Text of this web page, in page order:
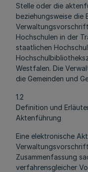
Stelle oder die
beziehungsweise die
Hochschulen in der
staatlichen
Westfalen. Die
die Gemeinden und
1.2
Definition und
Aktenführung
Eine elektronische
Zusammenfassung
verfahrensgleicher